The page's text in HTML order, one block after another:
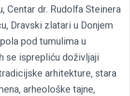
Centar dr. Rudolfa Steinera
Dravski zlatari u Donjem
pod tumulima u
se isprepliću doživljaji
arhitekture, stara
arheološke tajne,